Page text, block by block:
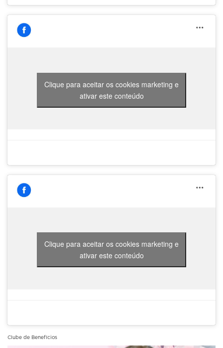
Clique para aceitar os cookies marketing e
ativar este conteúdo
Clique para aceitar os cookies marketing e
ativar este conteúdo
Clube de Benefícios